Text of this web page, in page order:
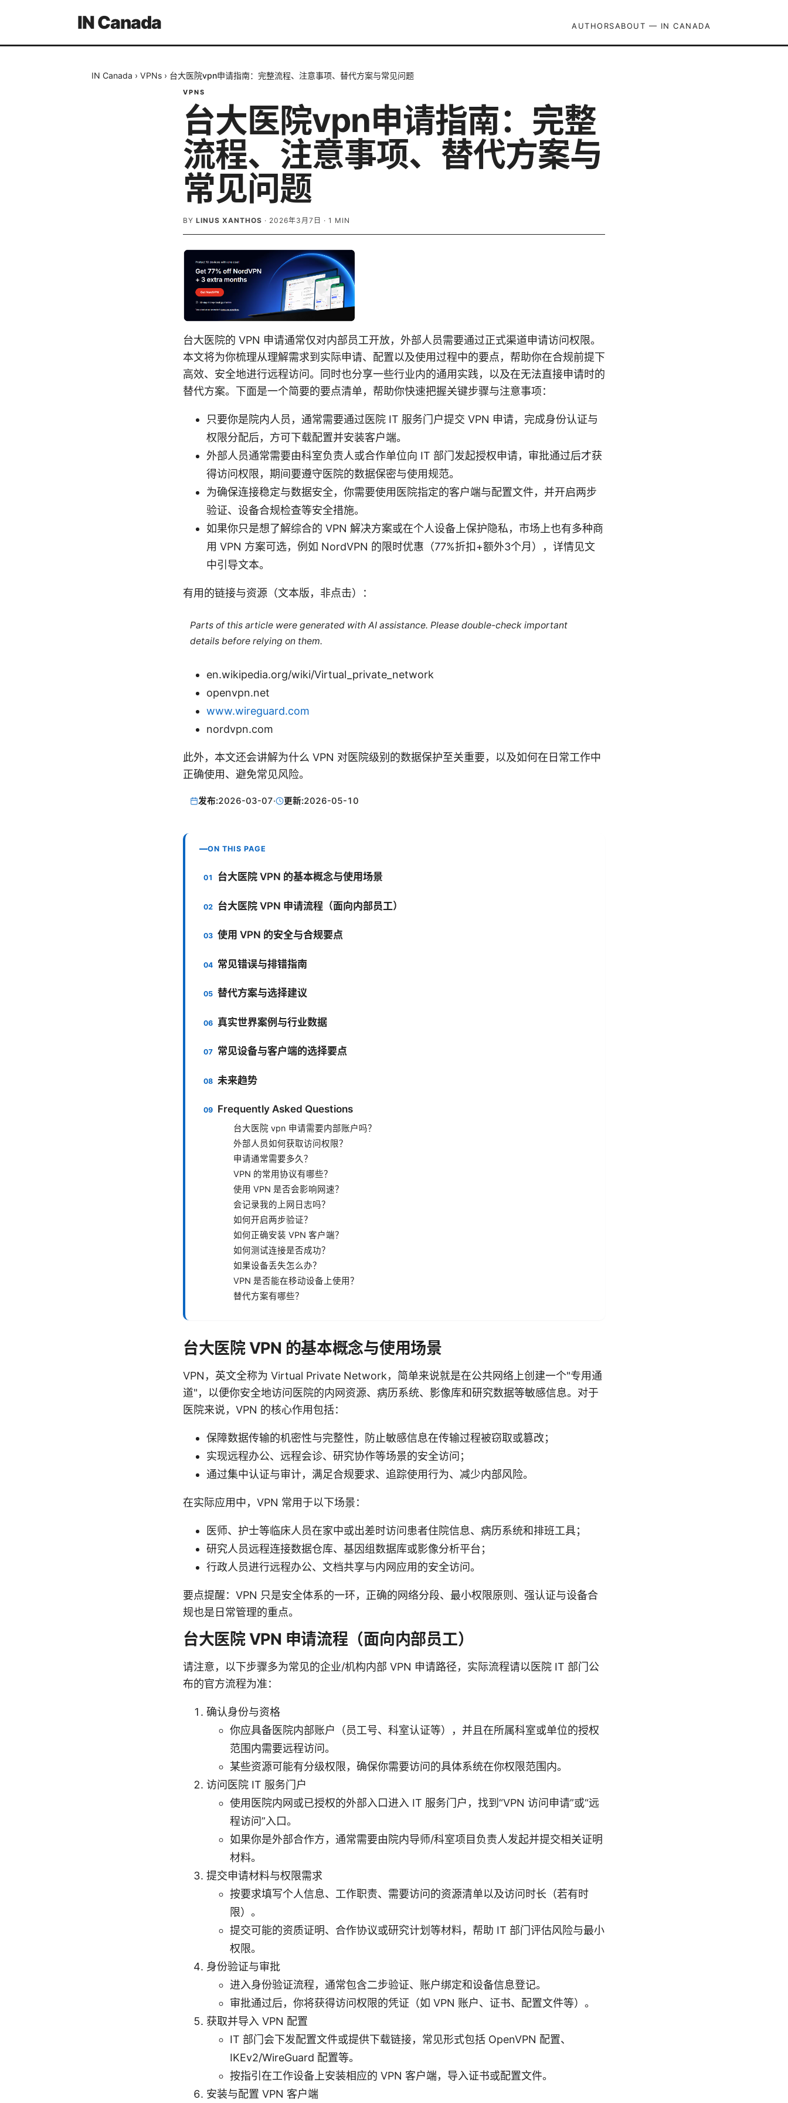
IN Canada AUTHORSABOUT — IN CANADA
IN Canada › VPNs › 台大医院vpn申请指南：完整流程、注意事项、替代方案与常见问题
VPNS
台大医院vpn申请指南：完整
流程、注意事项、替代方案与
常见问题
BY LINUS XANTHOS · 2026年3月7日 · 1 MIN
台大医院的 VPN 申请通常仅对内部员工开放，外部人员需要通过正式渠道申请访问权限。
本文将为你梳理从理解需求到实际申请、配置以及使用过程中的要点，帮助你在合规前提下
高效、安全地进行远程访问。同时也分享一些行业内的通用实践，以及在无法直接申请时的
替代方案。下面是一个简要的要点清单，帮助你快速把握关键步骤与注意事项：
只要你是院内人员，通常需要通过医院 IT 服务门户提交 VPN 申请，完成身份认证与
权限分配后，方可下载配置并安装客户端。
外部人员通常需要由科室负责人或合作单位向 IT 部门发起授权申请，审批通过后才获
得访问权限，期间要遵守医院的数据保密与使用规范。
为确保连接稳定与数据安全，你需要使用医院指定的客户端与配置文件，并开启两步
验证、设备合规检查等安全措施。
如果你只是想了解综合的 VPN 解决方案或在个人设备上保护隐私，市场上也有多种商
用 VPN 方案可选，例如 NordVPN 的限时优惠（77%折扣+额外3个月），详情见文
中引导文本。
有用的链接与资源（文本版，非点击）：
Parts of this article were generated with AI assistance. Please double-check important
details before relying on them.
en.wikipedia.org/wiki/Virtual_private_network
openvpn.net
www.wireguard.com
nordvpn.com
此外，本文还会讲解为什么 VPN 对医院级别的数据保护至关重要，以及如何在日常工作中
正确使用、避免常见风险。
发布:2026-03-07· 更新:2026-05-10
ON THIS PAGE
台大医院 VPN 的基本概念与使用场景
台大医院 VPN 申请流程（面向内部员工）
使用 VPN 的安全与合规要点
常见错误与排错指南
替代方案与选择建议
真实世界案例与行业数据
常见设备与客户端的选择要点
未来趋势
Frequently Asked Questions
台大医院 vpn 申请需要内部账户吗？
外部人员如何获取访问权限？
申请通常需要多久？
VPN 的常用协议有哪些？
使用 VPN 是否会影响网速？
会记录我的上网日志吗？
如何开启两步验证？
如何正确安装 VPN 客户端？
如何测试连接是否成功？
如果设备丢失怎么办？
VPN 是否能在移动设备上使用？
替代方案有哪些？
台大医院 VPN 的基本概念与使用场景
VPN，英文全称为 Virtual Private Network，简单来说就是在公共网络上创建一个"专用通
道"，以便你安全地访问医院的内网资源、病历系统、影像库和研究数据等敏感信息。对于
医院来说，VPN 的核心作用包括：
保障数据传输的机密性与完整性，防止敏感信息在传输过程被窃取或篡改；
实现远程办公、远程会诊、研究协作等场景的安全访问；
通过集中认证与审计，满足合规要求、追踪使用行为、减少内部风险。
在实际应用中，VPN 常用于以下场景：
医师、护士等临床人员在家中或出差时访问患者住院信息、病历系统和排班工具；
研究人员远程连接数据仓库、基因组数据库或影像分析平台；
行政人员进行远程办公、文档共享与内网应用的安全访问。
要点提醒：VPN 只是安全体系的一环，正确的网络分段、最小权限原则、强认证与设备合
规也是日常管理的重点。
台大医院 VPN 申请流程（面向内部员工）
请注意，以下步骤多为常见的企业/机构内部 VPN 申请路径，实际流程请以医院 IT 部门公
布的官方流程为准：
确认身份与资格
你应具备医院内部账户（员工号、科室认证等），并且在所属科室或单位的授权
范围内需要远程访问。
某些资源可能有分级权限，确保你需要访问的具体系统在你权限范围内。
访问医院 IT 服务门户
使用医院内网或已授权的外部入口进入 IT 服务门户，找到“VPN 访问申请”或“远
程访问”入口。
如果你是外部合作方，通常需要由院内导师/科室项目负责人发起并提交相关证明
材料。
提交申请材料与权限需求
按要求填写个人信息、工作职责、需要访问的资源清单以及访问时长（若有时
限）。
提交可能的资质证明、合作协议或研究计划等材料，帮助 IT 部门评估风险与最小
权限。
身份验证与审批
进入身份验证流程，通常包含二步验证、账户绑定和设备信息登记。
审批通过后，你将获得访问权限的凭证（如 VPN 账户、证书、配置文件等）。
获取并导入 VPN 配置
IT 部门会下发配置文件或提供下载链接，常见形式包括 OpenVPN 配置、
IKEv2/WireGuard 配置等。
按指引在工作设备上安装相应的 VPN 客户端，导入证书或配置文件。
安装与配置 VPN 客户端